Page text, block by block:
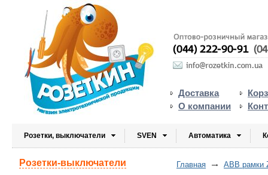
Доставка
О компании
Розетки, выключатели SVEN Автоматика
Главная ABB рамки
Розетки-выключатели